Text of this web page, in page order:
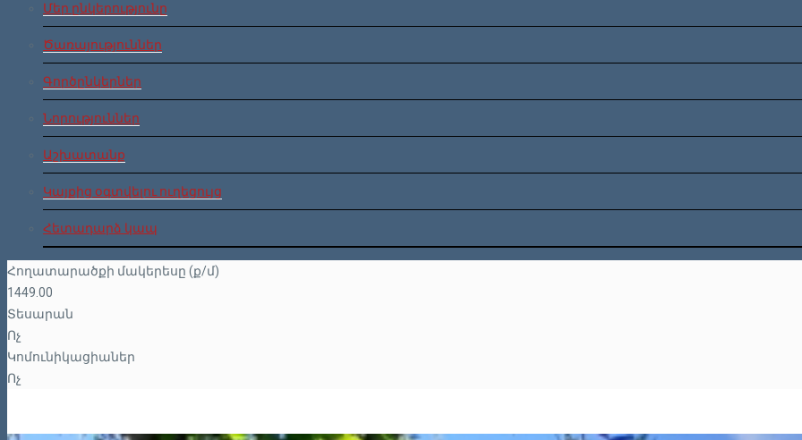
Մեր ընկերությունը
Ծառայություններ
Գործընկերներ
Նորություններ
Աշխատանք
Կայքից օգտվելու ուղեցույց
Հետադարձ կապ
Հողատարածքի մակերեսը (ք/մ)
1449.00
Տեսարան
Ոչ
Կոմունիկացիաներ
Ոչ